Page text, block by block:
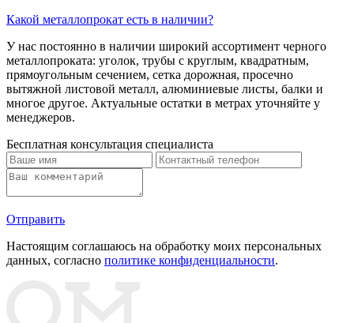
Какой металлопрокат есть в наличии?
У нас постоянно в наличии широкий ассортимент черного
металлопроката: уголок, трубы с круглым, квадратным,
прямоугольным сечением, сетка дорожная, просечно
вытяжной листовой металл, алюминиевые листы, балки и
многое другое. Актуальные остатки в метрах уточняйте у
менеджеров.
Бесплатная консультация специалиста
Отправить
Настоящим соглашаюсь на обработку моих персональных
данных, согласно политике конфиденциальности.